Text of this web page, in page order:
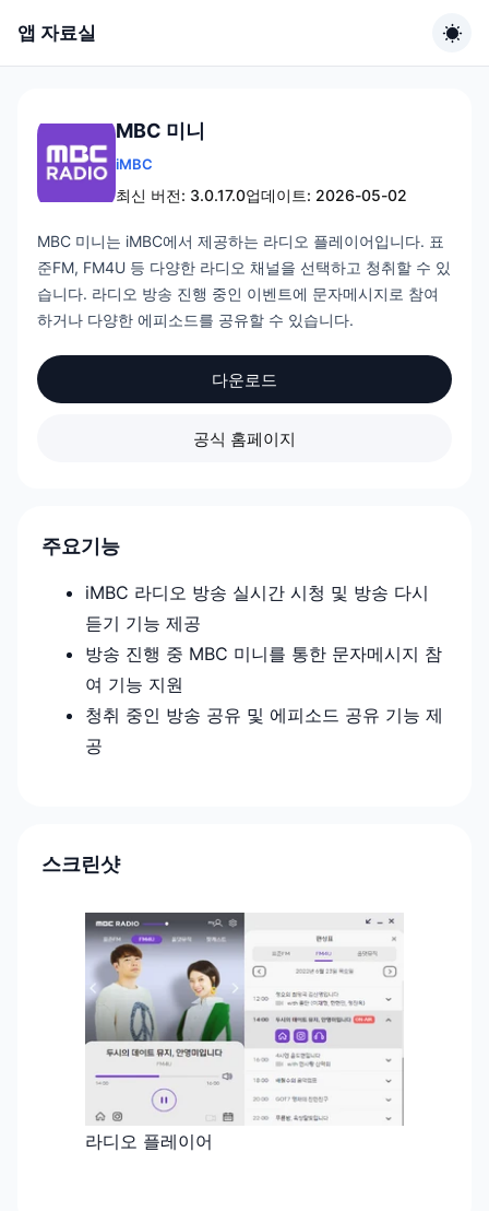
앱 자료실
MBC 미니
iMBC
최신 버전: 3.0.17.0업데이트: 2026-05-02
MBC 미니는 iMBC에서 제공하는 라디오 플레이어입니다. 표
준FM, FM4U 등 다양한 라디오 채널을 선택하고 청취할 수 있
습니다. 라디오 방송 진행 중인 이벤트에 문자메시지로 참여
하거나 다양한 에피소드를 공유할 수 있습니다.
다운로드
공식 홈페이지
주요기능
iMBC 라디오 방송 실시간 시청 및 방송 다시
듣기 기능 제공
방송 진행 중 MBC 미니를 통한 문자메시지 참
여 기능 지원
청취 중인 방송 공유 및 에피소드 공유 기능 제
공
스크린샷
라디오 플레이어